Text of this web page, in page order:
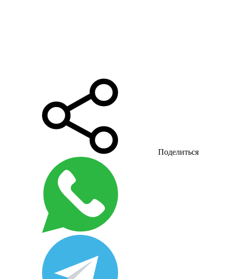
Поделиться